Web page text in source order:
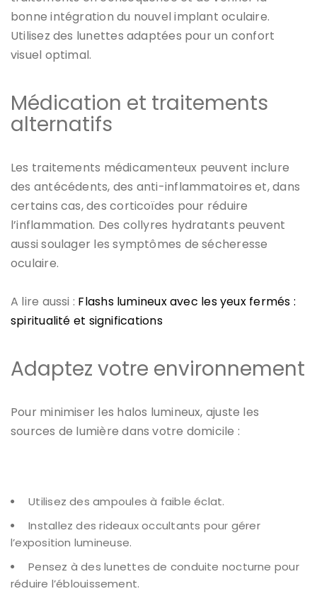
bonne intégration du nouvel implant oculaire.
Utilisez des lunettes adaptées pour un confort
visuel optimal.
Médication et traitements
alternatifs
Les traitements médicamenteux peuvent inclure
des antécédents, des anti-inflammatoires et, dans
certains cas, des corticoïdes pour réduire
l’inflammation. Des collyres hydratants peuvent
aussi soulager les symptômes de sécheresse
oculaire.
A lire aussi : Flashs lumineux avec les yeux fermés :
spiritualité et significations
Adaptez votre environnement
Pour minimiser les halos lumineux, ajuste les
sources de lumière dans votre domicile :
Utilisez des ampoules à faible éclat.
Installez des rideaux occultants pour gérer
l’exposition lumineuse.
Pensez à des lunettes de conduite nocturne pour
réduire l’éblouissement.